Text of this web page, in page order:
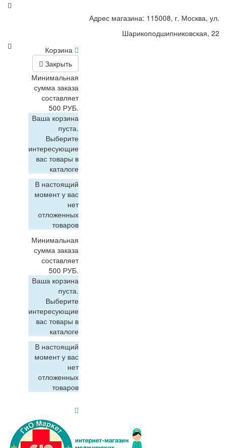
Адрес магазина: 115008, г. Москва, ул.
Шарикоподшипниковская, 22
Корзина
Закрыть
Минимальная
сумма заказа
составляет
500 РУБ.
Ваша корзина
пуста.
Выберите
интересующие
вас товары в
каталоге
В настоящий
момент у вас
нет
отложенных
товаров
Минимальная
сумма заказа
составляет
500 РУБ.
Ваша корзина
пуста.
Выберите
интересующие
вас товары в
каталоге
В настоящий
момент у вас
нет
отложенных
товаров